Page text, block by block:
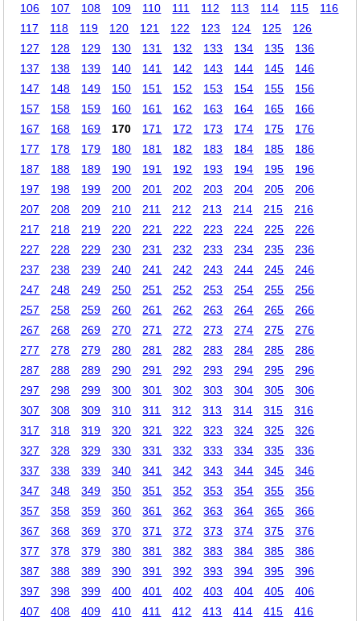
106
107 108 109 110 111 112 113 114 115
116
117
118 119 120 121 122 123 124 125
126
127
128 129 130 131 132 133 134 135
136
137
138 139 140 141 142 143 144 145
146
147
148 149 150 151 152 153 154 155
156
157
158 159 160 161 162 163 164 165
166
167
168 169 170 171 172 173 174 175
176
177
178 179 180 181 182 183 184 185
186
187
188 189 190 191 192 193 194 195
196
197
198 199 200 201 202 203 204 205
206
207
208 209 210 211 212 213 214 215
216
217
218 219 220 221 222 223 224 225
226
227
228 229 230 231 232 233 234 235
236
237
238 239 240 241 242 243 244 245
246
247
248 249 250 251 252 253 254 255
256
257
258 259 260 261 262 263 264 265
266
267
268 269 270 271 272 273 274 275
276
277
278 279 280 281 282 283 284 285
286
287
288 289 290 291 292 293 294 295
296
297
298 299 300 301 302 303 304 305
306
307
308 309 310 311 312 313 314 315
316
317
318 319 320 321 322 323 324 325
326
327
328 329 330 331 332 333 334 335
336
337
338 339 340 341 342 343 344 345
346
347
348 349 350 351 352 353 354 355
356
357
358 359 360 361 362 363 364 365
366
367
368 369 370 371 372 373 374 375
376
377
378 379 380 381 382 383 384 385
386
387
388 389 390 391 392 393 394 395
396
397
398 399 400 401 402 403 404 405
406
407
408 409 410 411 412 413 414 415 416